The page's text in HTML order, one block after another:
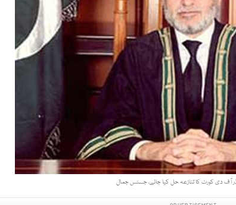
آف دی کورٹ کا تنازعہ حل کیا جائے، جسٹس جمال